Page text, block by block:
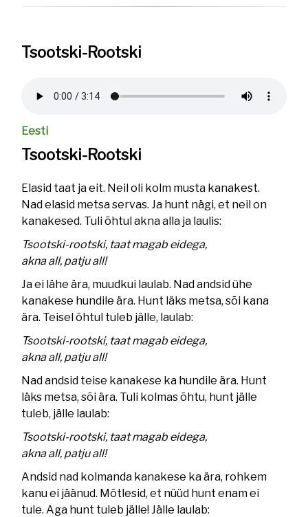
Tsootski-Rootski
Eesti
Tsootski-Rootski
Elasid taat ja eit. Neil oli kolm musta kanakest.
Nad elasid metsa servas. Ja hunt nägi, et neil on
kanakesed. Tuli õhtul akna alla ja laulis:
Tsootski-rootski, taat magab eidega,
akna all, patju all!
Ja ei lähe ära, muudkui laulab. Nad andsid ühe
kanakese hundile ära. Hunt läks metsa, sõi kana
ära. Teisel õhtul tuleb jälle, laulab:
Tsootski-rootski, taat magab eidega,
akna all, patju all!
Nad andsid teise kanakese ka hundile ära. Hunt
läks metsa, sõi ära. Tuli kolmas õhtu, hunt jälle
tuleb, jälle laulab:
Tsootski-rootski, taat magab eidega,
akna all, patju all!
Andsid nad kolmanda kanakese ka ära, rohkem
kanu ei jäänud. Mõtlesid, et nüüd hunt enam ei
tule. Aga hunt tuleb jälle! Jälle laulab: